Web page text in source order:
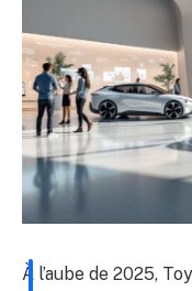
À l’aube de 2025,